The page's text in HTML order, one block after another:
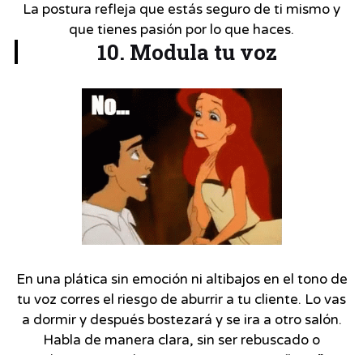
La postura refleja que estás seguro de ti mismo y
que tienes pasión por lo que haces.
10. Modula tu voz
En una plática sin emoción ni altibajos en el tono de
tu voz corres el riesgo de aburrir a tu cliente. Lo vas
a dormir y después bostezará y se ira a otro salón.
Habla de manera clara, sin ser rebuscado o